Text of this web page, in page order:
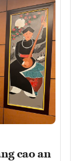
cao an